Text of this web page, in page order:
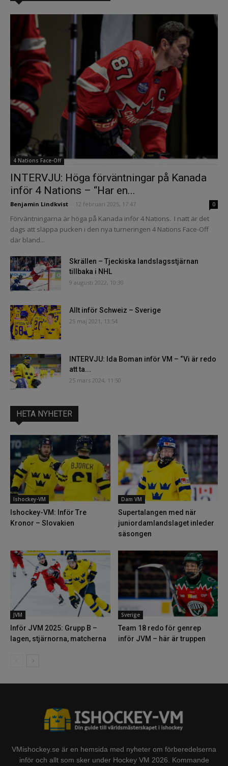
4 Nations Face-Off
INTERVJU: Höga förväntningar på Kanada
inför 4 Nations – “Har en...
Benjamin Lindkvist 12 februari 2025, 17:47 0
Förväntningarna är höga på Kanada inför 4 Nations. I natt är det
dags att släppa pucken i den nya turneringen 4 Nations Face-Off
där bland...
Skrällen – Tjeckiska landslagsstjärnan
tillbaka i NHL
9 augusti 2022, 10:30
Allt inför Schweiz – Sverige
25 maj 2021, 13:54
INTERVJU: Ida Boman inför VM – “Vi är redo
att ta...
25 mars 2024, 11:50
HETA NYHETER
Ishockey-VM
Ishockey-VM: Inför Tre
Kronor – Slovakien
Dam VM
Supertalangen med när
juniordamlandslaget inleder
säsongen
JVM
Inför JVM 2025: Grupp B –
lagen, stjärnorna, matcherna
Sverige
Team 18 redo för genrep
inför JVM – här är truppen
VMishockey.se är en hemsida med nyheter om förberedelserna
inför och allt som sker under Hockey VM 2026. Kommande